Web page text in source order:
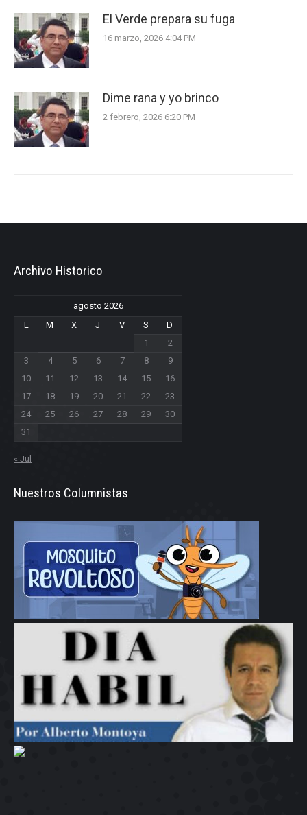
El Verde prepara su fuga
16 marzo, 2026 4:04 PM
Dime rana y yo brinco
2 febrero, 2026 6:20 PM
Archivo Historico
agosto 2026
L
M X J V S
D
1
2
3
4 5 6 7 8
9
10
11 12 13 14 15
16
17
18 19 20 21 22
23
24
25 26 27 28 29
30
31
« Jul
Nuestros Columnistas